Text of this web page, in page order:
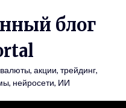
блог
акции, трейдинг,
нейросети, ИИ